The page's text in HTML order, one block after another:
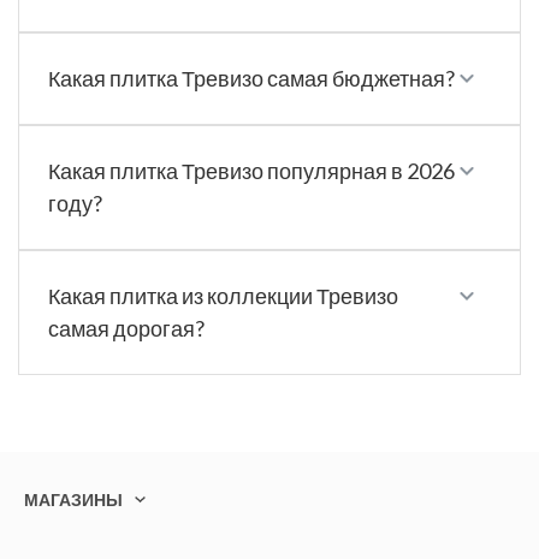
Какая плитка Тревизо самая бюджетная?
Какая плитка Тревизо популярная в 2026
году?
Какая плитка из коллекции Тревизо
самая дорогая?
МАГАЗИНЫ